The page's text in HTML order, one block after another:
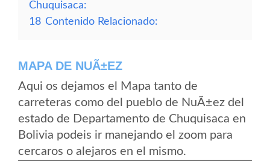
Chuquisaca:
18 Contenido Relacionado:
MAPA DE NUÃ±EZ
Aqui os dejamos el Mapa tanto de
carreteras como del pueblo de NuÃ±ez del
estado de Departamento de Chuquisaca en
Bolivia podeis ir manejando el zoom para
cercaros o alejaros en el mismo.